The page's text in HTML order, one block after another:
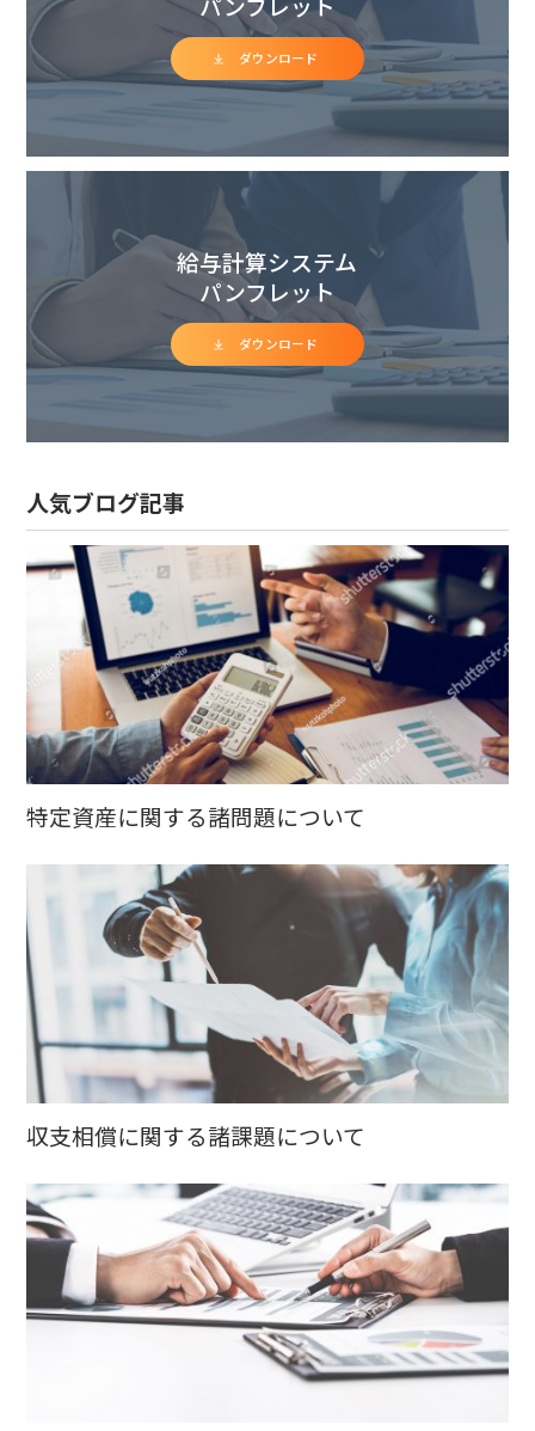
ダウンロード
給与計算システム
パンフレット
ダウンロード
人気ブログ記事
特定資産に関する諸問題について
収支相償に関する諸課題について